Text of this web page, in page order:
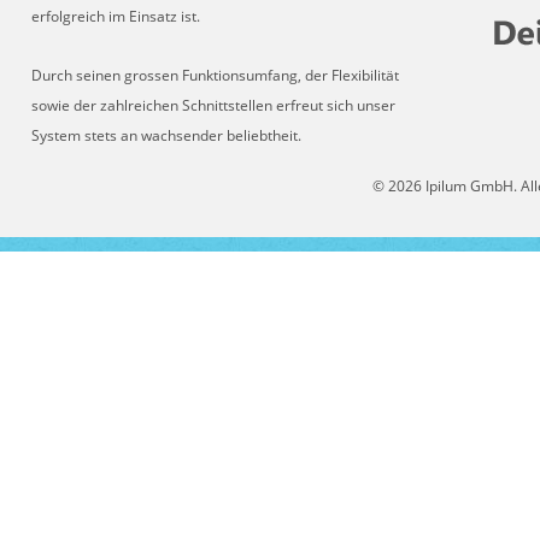
erfolgreich im Einsatz ist.
Durch seinen grossen Funktionsumfang, der Flexibilität
sowie der zahlreichen Schnittstellen erfreut sich unser
System stets an wachsender beliebtheit.
© 2026 Ipilum GmbH.